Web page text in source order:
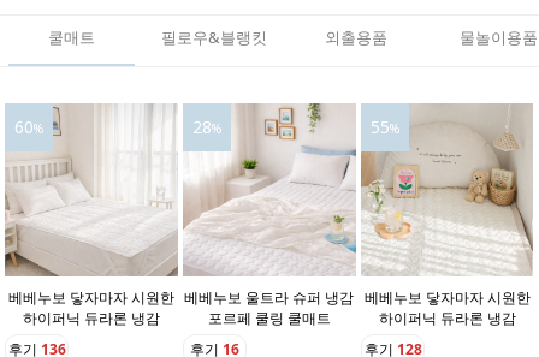
쿨매트 필로우&블랭킷 외출용품 물놀이용품
60%
베베누보 닿자마자 시원한
하이퍼닉 듀라론 냉감
후기 136
28%
베베누보 울트라 슈퍼 냉감
포르페 쿨링 쿨매트
후기 16
55%
베베누보 닿자마자 시원한
하이퍼닉 듀라론 냉감
후기 128